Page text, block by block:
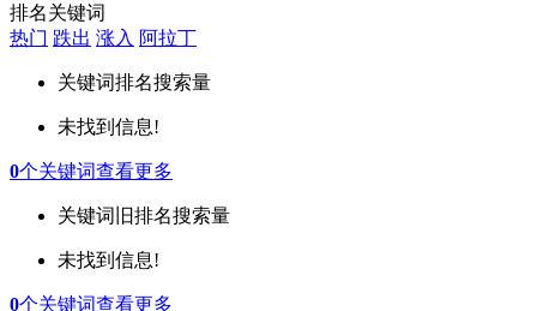
排名关键词
热门 跌出 涨入 阿拉丁
关键词排名搜索量
未找到信息!
0个关键词查看更多
关键词 旧排名搜索量
未找到信息!
0个关键词查看更多